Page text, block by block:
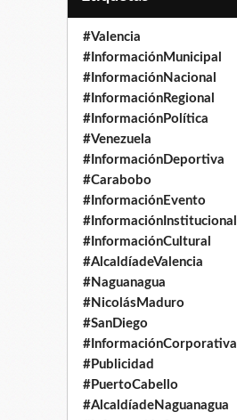
#Valencia
#InformaciónMunicipal
#InformaciónNacional
#InformaciónRegional
#InformaciónPolítica
#Venezuela
#InformaciónDeportiva
#Carabobo
#InformaciónEvento
#InformaciónInstitucional
#InformaciónCultural
#AlcaldíadeValencia
#Naguanagua
#NicolásMaduro
#SanDiego
#InformaciónCorporativa
#Publicidad
#PuertoCabello
#AlcaldíadeNaguanagua